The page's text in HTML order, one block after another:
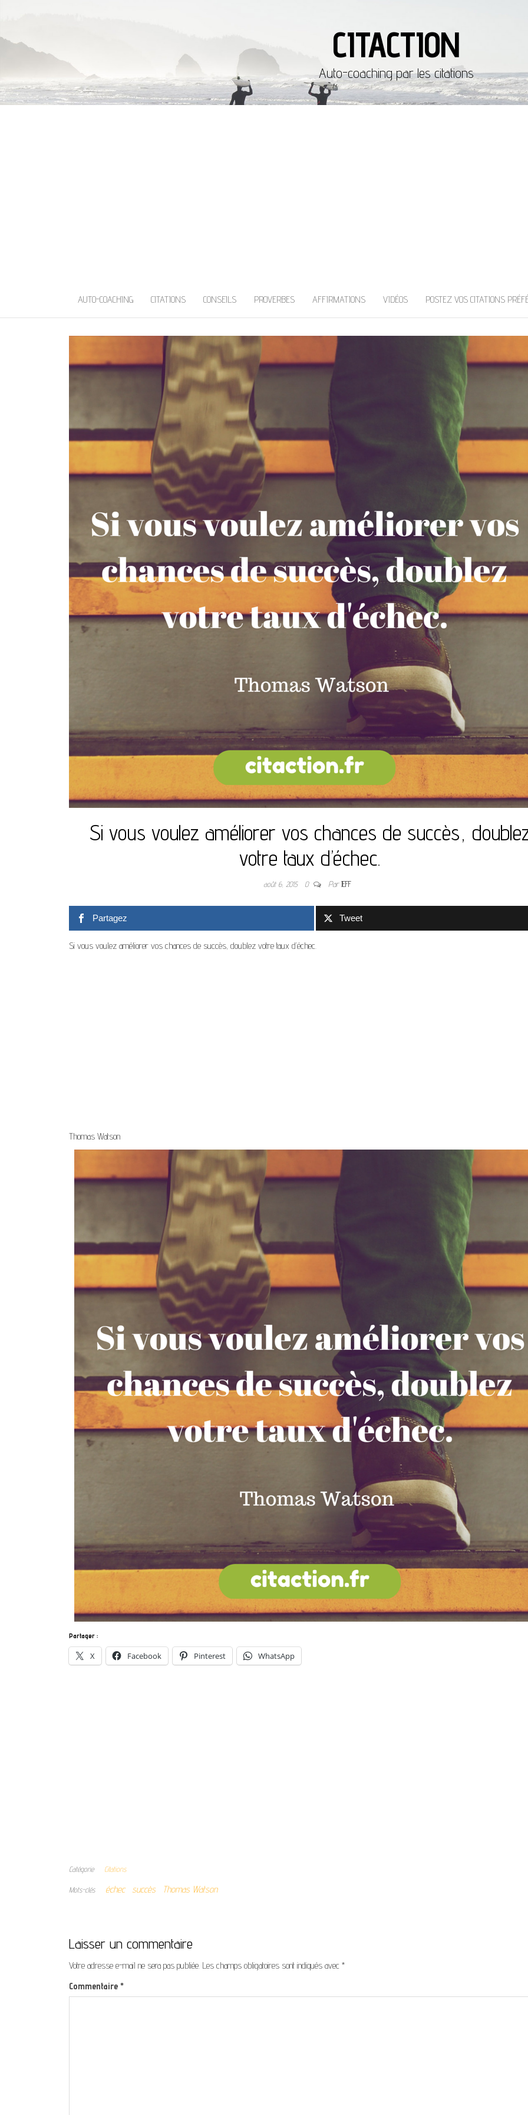
CITACTION
Auto-coaching par les citations
AUTO-COACHING CITATIONS CONSEILS PROVERBES AFFIRMATIONS VIDÉOS POSTEZ VOS CITATIONS
Si vous voulez améliorer vos chances de succès,
votre taux d’échec.
août 6, 2015 0 ParJEFF
Partagez Tweet
Si vous voulez améliorer vos chances de succès, doublez votre taux d’échec.
Thomas Watson
Partager :
X Facebook Pinterest WhatsApp
Catégorie Citations
Mots-clés échec succès Thomas Watson
Laisser un commentaire
Votre adresse e-mail ne sera pas publiée. Les champs obligatoires sont indiqués avec *
Commentaire *